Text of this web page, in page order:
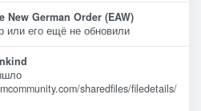
New German Order (EAW)
или его ещё не обновили
sharedfiles/filedetails/